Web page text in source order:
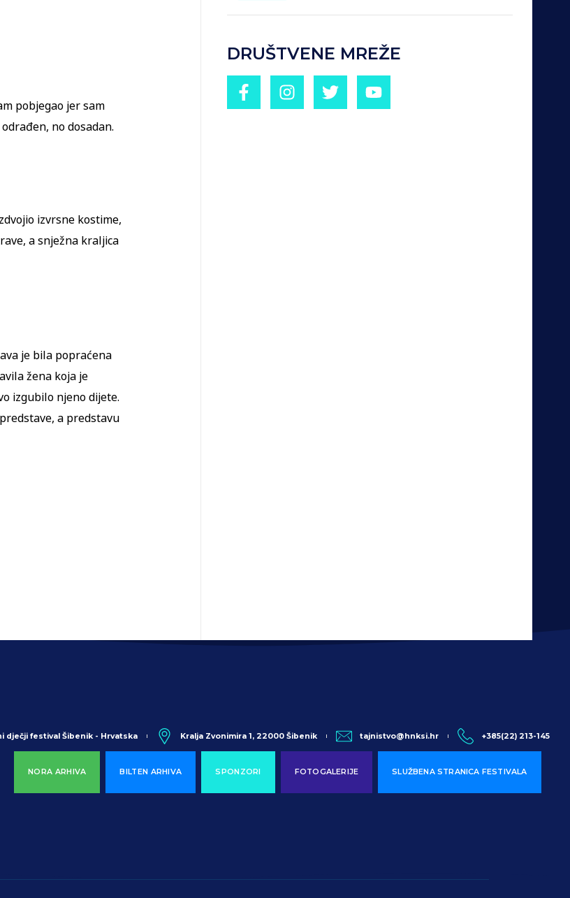
pobjegao jer sam
no dosadan.
izvrsne kostime,
a snježna kraljica
je bila popraćena
žena koja je
izgubilo njeno dijete.
a predstavu
DRUŠTVENE MREŽE
NORA ARHIVA BILTEN ARHIVA SPONZORI FOTOGALERIJE SLUŽBENA STRANICA FESTIVALA
dječji festival Šibenik - Hrvatska Kralja Zvonimira 1, 22000 Šibenik tajnistvo@hnksi.hr +385(22) 213-145